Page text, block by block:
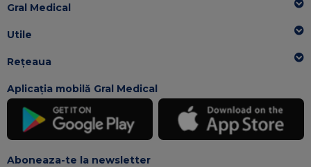
Gral Medical
Utile
Rețeaua
Aplicația mobilă Gral Medical
Aboneaza-te la newsletter